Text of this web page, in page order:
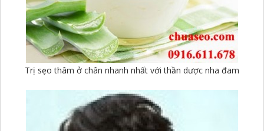
Trị sẹo thâm ở chân nhanh nhất với thần dược nha đam